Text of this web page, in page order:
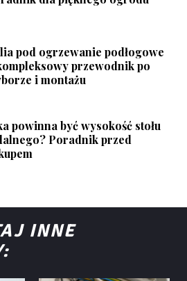
pod ogrzewanie podłogowe
przewodnik po
i montażu
powinna być wysokość stołu
Poradnik przed
INNE